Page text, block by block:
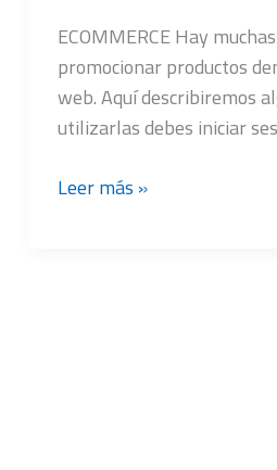
ECOMMERCE Hay
promocionar productos
web. Aquí describiremos
utilizarlas debes iniciar
Marketing
Leer más »